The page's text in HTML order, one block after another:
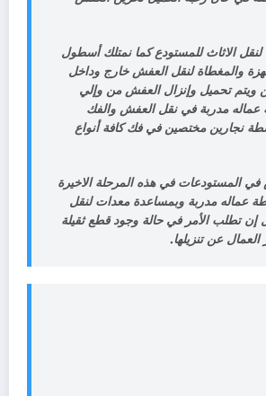
الاثاث للمستودع كما نمتلك أسطول
والمغطاة لنقل العفش خارج وداخل
ويتم تحميل وإنزال العفش من وإلي
عماله مدربة في نقل العفش والفك
نجارين مختصين في فك كافة أنواع
في المستودعات في هذه المرحلة الاخيرة
عماله مدربة وبمساعدة معدات لنقل
إن تطلب الأمر في حالة وجود قطع ثقيلة
عن تنزيلها.